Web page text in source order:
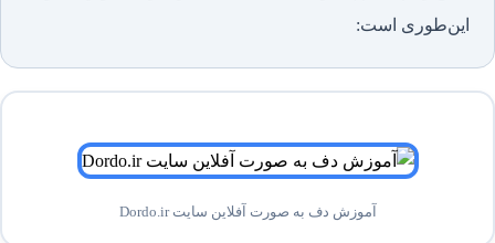
این‌طوری است:
آموزش دف به صورت آفلاین سایت Dordo.ir